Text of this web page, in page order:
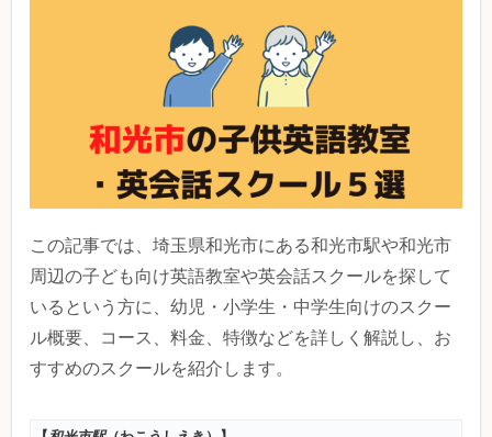
この記事では、埼玉県和光市にある和光市駅や和光市
周辺の子ども向け英語教室や英会話スクールを探して
いるという方に、幼児・小学生・中学生向けのスクー
ル概要、コース、料金、特徴などを詳しく解説し、お
すすめのスクールを紹介します。